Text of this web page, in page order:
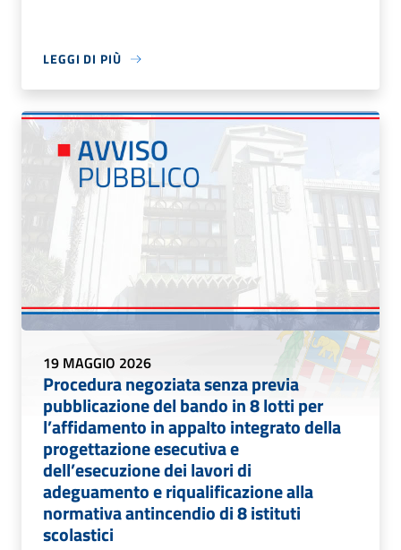
LEGGI DI PIÙ
19 MAGGIO 2026
Procedura negoziata senza previa
pubblicazione del bando in 8 lotti per
l’affidamento in appalto integrato della
progettazione esecutiva e
dell’esecuzione dei lavori di
adeguamento e riqualificazione alla
normativa antincendio di 8 istituti
scolastici